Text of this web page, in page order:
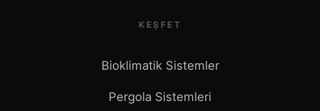
KEŞFET
Bioklimatik Sistemler
Pergola Sistemleri